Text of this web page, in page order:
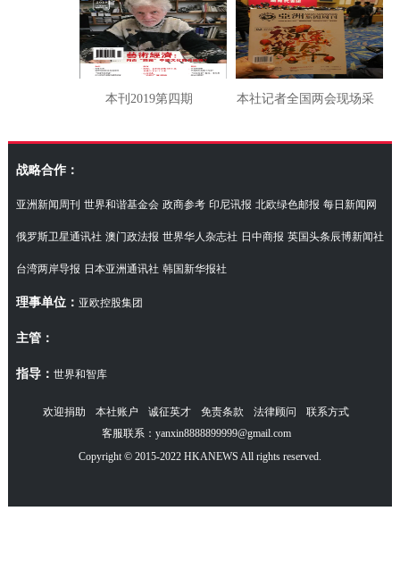
本刊2019第四期 本社记者全国两会现场采
访湖南代表团
战略合作：
亚洲新闻周刊 世界和谐基金会 政商参考 印尼讯报 北欧绿色邮报 每日新闻网
俄罗斯卫星通讯社 澳门政法报 世界华人杂志社 日中商报 英国头条辰博新闻社
台湾两岸导报 日本亚洲通讯社 韩国新华报社
理事单位： 亚欧控股集团
主管：
指导： 世界和智库
欢迎捐助 本社账户 诚征英才 免责条款 法律顾问
联系方式
客服联系：yanxin8888899999@gmail.com
Copyright © 2015-2022 HKANEWS All rights reserved.